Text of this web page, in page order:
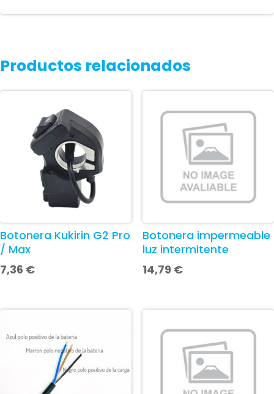
Productos relacionados
Botonera Kukirin G2 Pro
/ Max
7,36 €
Botonera impermeable
luz intermitente
14,79 €